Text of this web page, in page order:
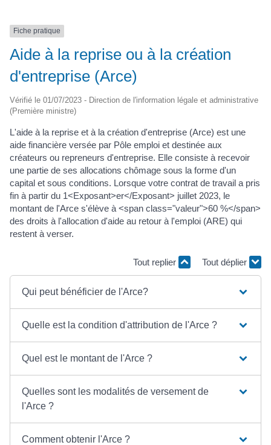
Fiche pratique
Aide à la reprise ou à la création
d'entreprise (Arce)
Vérifié le 01/07/2023 - Direction de l'information légale et administrative
(Première ministre)
L'aide à la reprise et à la création d'entreprise (Arce) est une
aide financière versée par Pôle emploi et destinée aux
créateurs ou repreneurs d'entreprise. Elle consiste à recevoir
une partie de ses allocations chômage sous la forme d'un
capital et sous conditions. Lorsque votre contrat de travail a pris
fin à partir du 1<Exposant>er</Exposant> juillet 2023, le
montant de l'Arce s'élève à <span class="valeur">60 %</span>
des droits à l'allocation d'aide au retour à l'emploi (ARE) qui
restent à verser.
Tout replier Tout déplier
Qui peut bénéficier de l'Arce?
Quelle est la condition d'attribution de l'Arce ?
Quel est le montant de l'Arce ?
Quelles sont les modalités de versement de
l'Arce ?
Comment obtenir l'Arce ?